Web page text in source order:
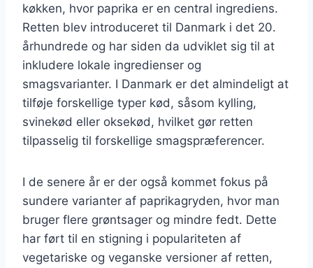
køkken, hvor paprika er en central ingrediens.
Retten blev introduceret til Danmark i det 20.
århundrede og har siden da udviklet sig til at
inkludere lokale ingredienser og
smagsvarianter. I Danmark er det almindeligt at
tilføje forskellige typer kød, såsom kylling,
svinekød eller oksekød, hvilket gør retten
tilpasselig til forskellige smagspræferencer.
I de senere år er der også kommet fokus på
sundere varianter af paprikagryden, hvor man
bruger flere grøntsager og mindre fedt. Dette
har ført til en stigning i populariteten af
vegetariske og veganske versioner af retten,